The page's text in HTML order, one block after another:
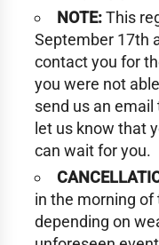
NOTE:This
September 17th
contact you for
you were not
send us an email
let us know that
can wait for you.
in the morning
depending on